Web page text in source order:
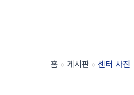
홈 게시판 센터 사진